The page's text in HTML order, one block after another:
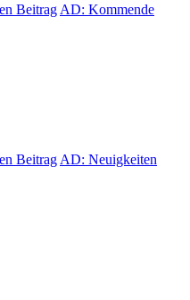
AD: Kommende
AD: Neuigkeiten